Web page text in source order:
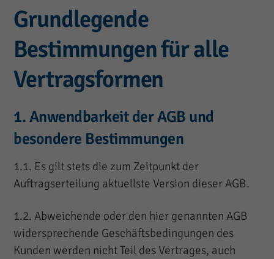
Grundlegende
Bestimmungen für alle
Vertragsformen
1. Anwendbarkeit der AGB und
besondere Bestimmungen
1.1. Es gilt stets die zum Zeitpunkt der
Auftragserteilung aktuellste Version dieser AGB.
1.2. Abweichende oder den hier genannten AGB
widersprechende Geschäftsbedingungen des
Kunden werden nicht Teil des Vertrages, auch